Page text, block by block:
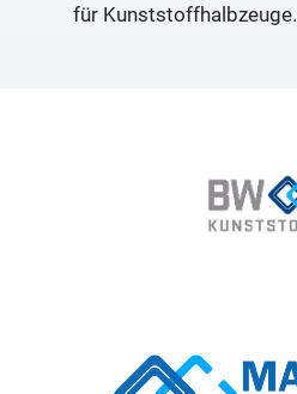
für Kunststoffhalbzeuge.